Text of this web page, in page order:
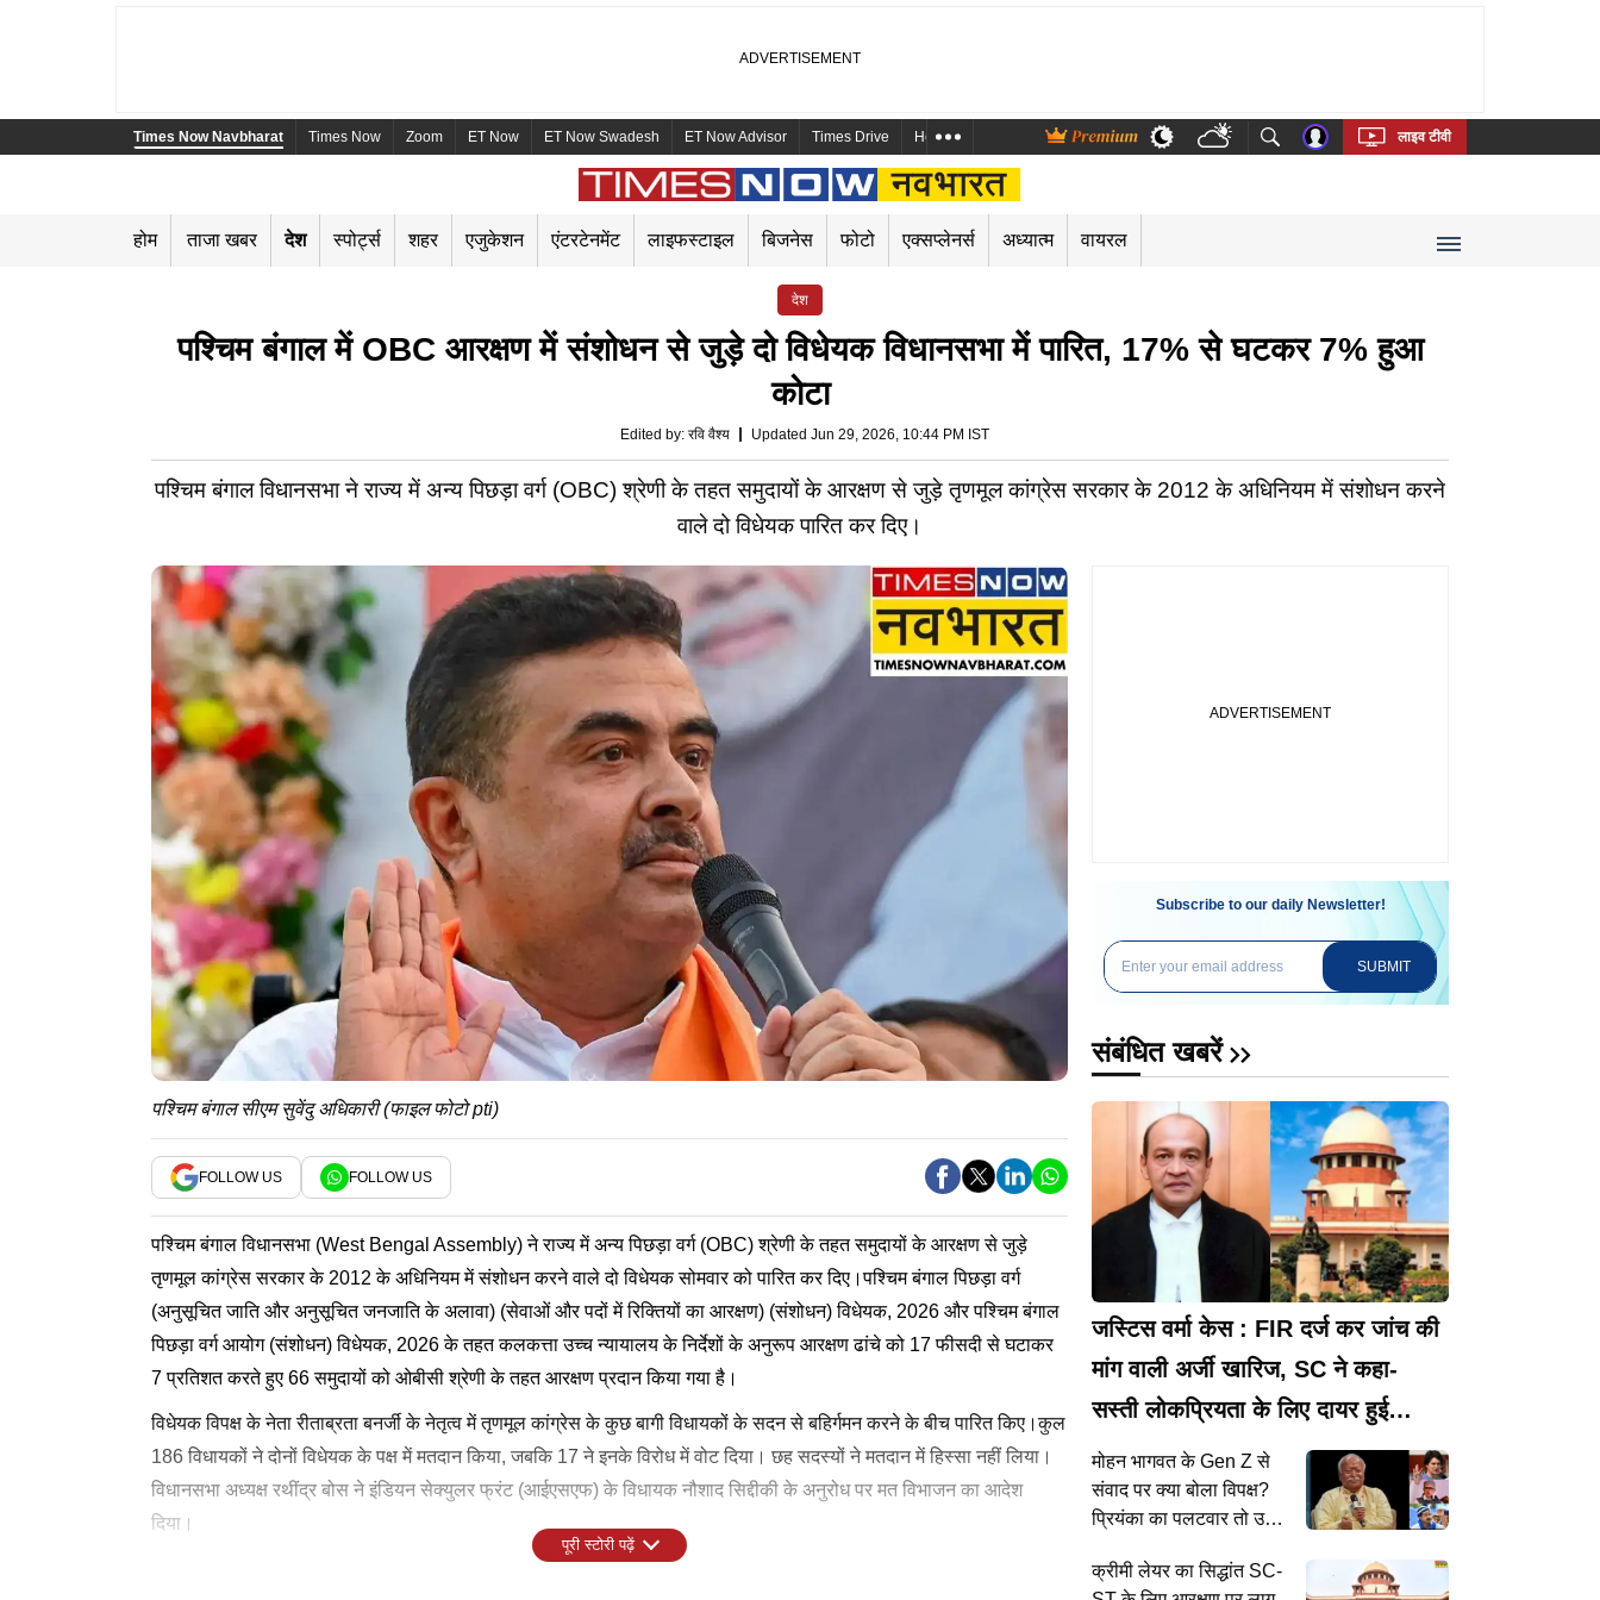
Times Now Navbharat Times Now Zoom ET Now ET Now Swadesh ET Now Advisor Times Drive Health and Me Marathi Bengali Telugu Tamil Kannada Malayalam
लाइव टीवी
होम ताजा खबर देश स्पोर्ट्स शहर एजुकेशन एंटरटेनमेंट लाइफस्टाइल बिजनेस फोटो एक्सप्लेनर्स अध्यात्म वायरल
देश
पश्चिम बंगाल में OBC आरक्षण में संशोधन से जुड़े दो विधेयक विधानसभा में पारित, 17% से घटकर 7% हुआ
कोटा
Edited by: रवि वैश्य Updated Jun 29, 2026, 10:44 PM IST
पश्चिम बंगाल विधानसभा ने राज्य में अन्य पिछड़ा वर्ग (OBC) श्रेणी के तहत समुदायों के आरक्षण से जुड़े तृणमूल कांग्रेस सरकार के 2012 के अधिनियम में संशोधन करने
वाले दो विधेयक पारित कर दिए।
पश्चिम बंगाल सीएम सुवेंदु अधिकारी (फाइल फोटो pti)
FOLLOW US FOLLOW US
पश्चिम बंगाल विधानसभा (West Bengal Assembly) ने राज्य में अन्य पिछड़ा वर्ग (OBC) श्रेणी के तहत समुदायों के आरक्षण से जुड़े
तृणमूल कांग्रेस सरकार के 2012 के अधिनियम में संशोधन करने वाले दो विधेयक सोमवार को पारित कर दिए।पश्चिम बंगाल पिछड़ा वर्ग
(अनुसूचित जाति और अनुसूचित जनजाति के अलावा) (सेवाओं और पदों में रिक्तियों का आरक्षण) (संशोधन) विधेयक, 2026 और पश्चिम बंगाल
पिछड़ा वर्ग आयोग (संशोधन) विधेयक, 2026 के तहत कलकत्ता उच्च न्यायालय के निर्देशों के अनुरूप आरक्षण ढांचे को 17 फीसदी से घटाकर
7 प्रतिशत करते हुए 66 समुदायों को ओबीसी श्रेणी के तहत आरक्षण प्रदान किया गया है।
विधेयक विपक्ष के नेता रीताब्रता बनर्जी के नेतृत्व में तृणमूल कांग्रेस के कुछ बागी विधायकों के सदन से बहिर्गमन करने के बीच पारित किए।कुल
186 विधायकों ने दोनों विधेयक के पक्ष में मतदान किया, जबकि 17 ने इनके विरोध में वोट दिया। छह सदस्यों ने मतदान में हिस्सा नहीं लिया।
विधानसभा अध्यक्ष रथींद्र बोस ने इंडियन सेक्युलर फ्रंट (आईएसएफ) के विधायक नौशाद सिद्दीकी के अनुरोध पर मत विभाजन का आदेश
दिया।
पूरी स्टोरी पढ़ें
Subscribe to our daily Newsletter!
SUBMIT
संबंधित खबरें
जस्टिस वर्मा केस : FIR दर्ज कर जांच की
मांग वाली अर्जी खारिज, SC ने कहा-
सस्ती लोकप्रियता के लिए दायर हुई
याचिका
मोहन भागवत के Gen Z से
संवाद पर क्या बोला विपक्ष?
प्रियंका का पलटवार तो उमर
सही बताया
क्रीमी लेयर का सिद्धांत SC-